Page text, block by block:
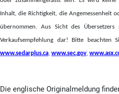
Inhalt, die Richtigkeit, die Angemessenheit
übernommen. Aus Sicht des
Verkaufsempfehlung dar! Bitte beachten
www.sedarplus.ca, www.sec.gov,
Die englische Originalmeldung